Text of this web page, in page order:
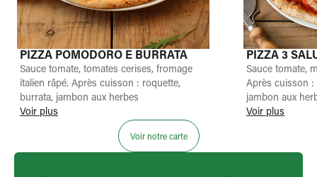
PIZZA POMODORO E BURRATA
Sauce tomate, tomates cerises, fromage
italien râpé. Après cuisson : roquette,
burrata, jambon aux herbes
Voir plus
PIZZA 3
Sauce tomate,
Après cuisson :
jambon aux
Voir plus
Voir notre carte